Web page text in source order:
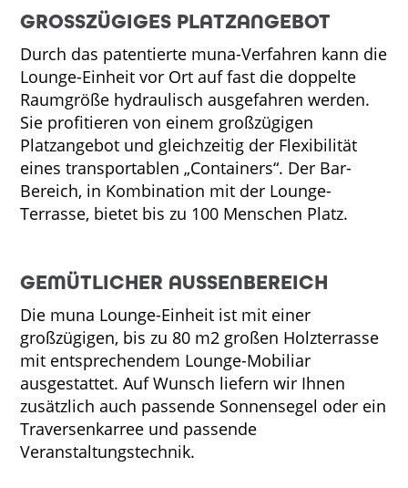
GROSSZÜGIGES PLATZANGEBOT
Durch das patentierte muna-Verfahren kann die
Lounge-Einheit vor Ort auf fast die doppelte
Raumgröße hydraulisch ausgefahren werden.
Sie profitieren von einem großzügigen
Platzangebot und gleichzeitig der Flexibilität
eines transportablen „Containers“. Der Bar-
Bereich, in Kombination mit der Lounge-
Terrasse, bietet bis zu 100 Menschen Platz.
GEMÜTLICHER AUSSENBEREICH
Die muna Lounge-Einheit ist mit einer
großzügigen, bis zu 80 m2 großen Holzterrasse
mit entsprechendem Lounge-Mobiliar
ausgestattet. Auf Wunsch liefern wir Ihnen
zusätzlich auch passende Sonnensegel oder ein
Traversenkarree und passende
Veranstaltungstechnik.